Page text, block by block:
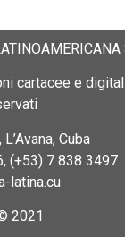
cartacee e
Cuba
(+53) 7 838 3497
latina.cu
2021